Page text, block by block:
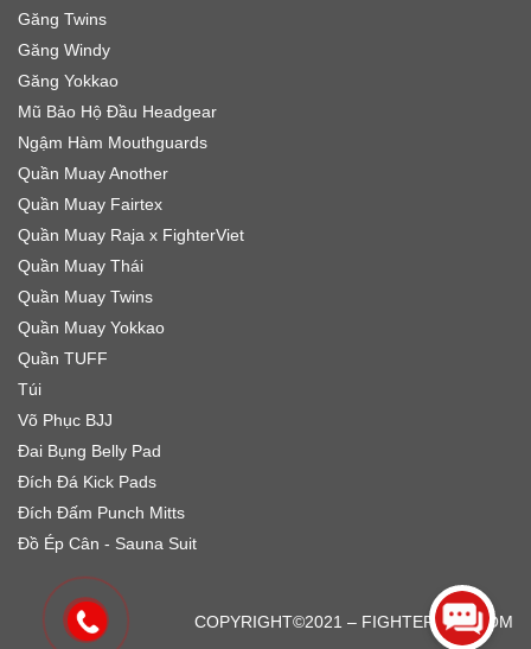
Găng Twins
Găng Windy
Găng Yokkao
Mũ Bảo Hộ Đầu Headgear
Ngậm Hàm Mouthguards
Quần Muay Another
Quần Muay Fairtex
Quần Muay Raja x FighterViet
Quần Muay Thái
Quần Muay Twins
Quần Muay Yokkao
Quần TUFF
Túi
Võ Phục BJJ
Đai Bụng Belly Pad
Đích Đá Kick Pads
Đích Đấm Punch Mitts
Đồ Ép Cân - Sauna Suit
FarmBackyard
COPYRIGHT©2021 – FIGHTERVIET.COM